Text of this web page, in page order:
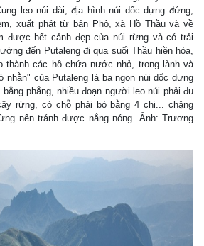
leo núi dài, địa hình núi dốc dựng đứng,
xuất phát từ bản Phô, xã Hồ Thầu và về
được hết cảnh đẹp của núi rừng và có trải
đến Putaleng đi qua suối Thầu hiền hòa,
thành các hồ chứa nước nhỏ, trong lành và
của Putaleng là ba ngọn núi dốc dựng
phẳng, nhiều đoạn người leo núi phải đu
rừng, có chỗ phải bò bằng 4 chi... chặng
nên tránh được nắng nóng. Ảnh: Trương